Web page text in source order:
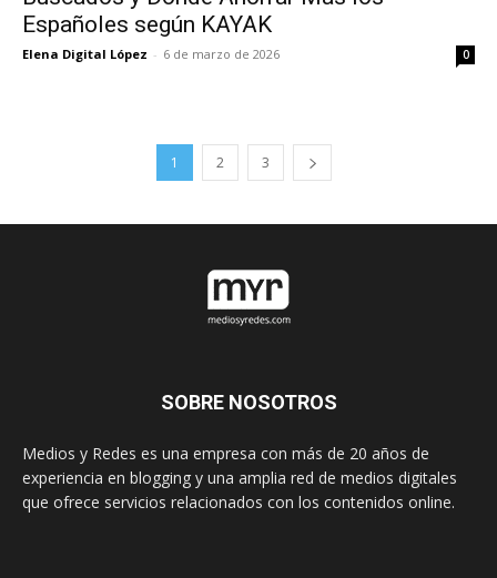
Españoles según KAYAK
Elena Digital López - 6 de marzo de 2026 0
1 2 3
SOBRE NOSOTROS
Medios y Redes es una empresa con más de 20 años de
experiencia en blogging y una amplia red de medios digitales
que ofrece servicios relacionados con los contenidos online.